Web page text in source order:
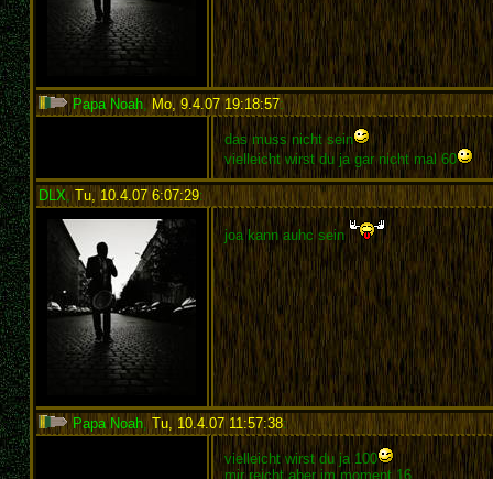
Papa Noah,Mo, 9.4.07 19:18:57:
das muss nicht sein
vielleicht wirst du ja gar nicht mal 60
DLX,Tu, 10.4.07 6:07:29:
joa kann auhc sein
Papa Noah,Tu, 10.4.07 11:57:38:
vielleicht wirst du ja 100
mir reicht aber im moment 16